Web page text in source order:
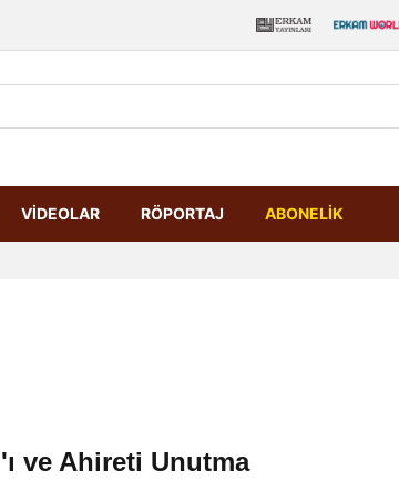
VİDEOLAR RÖPORTAJ ABONELİK
ve Ahireti Unutma